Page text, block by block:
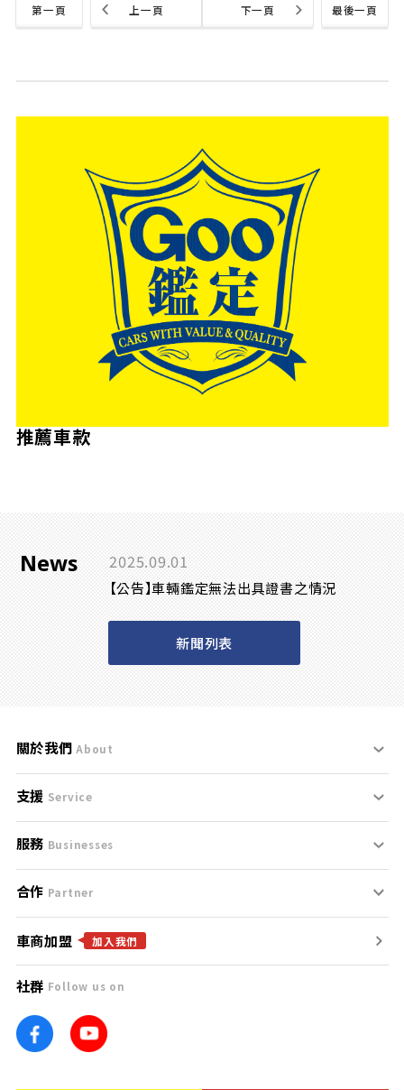
第一頁 最後一頁
上一頁 下一頁
推薦車款
News 2025.09.01
【公告】車輛鑑定無法出具證書之情況
新聞列表
關於我們 About
刊登規範
服務條款
免責聲明
隱私權政策
團隊
車訊網
支援 Service
支援中心
聯絡我們
服務 Businesses
什麼是Goo鑑定？
找好車
找好店
找海外車
消費者評價
合作 Partner
合作夥伴
廣告合作
車商加盟 加入我們
社群 Follow us on